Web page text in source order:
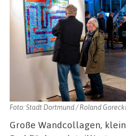
Foto: Stadt Dortmund / Roland Gorecki
Große Wandcollagen,